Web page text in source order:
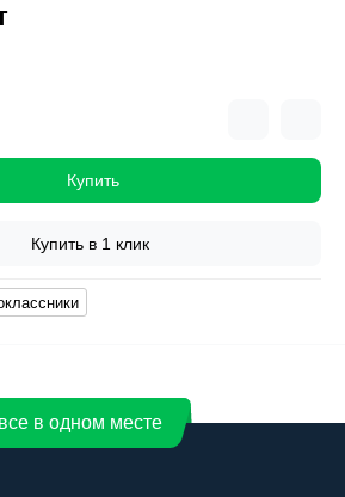
Купить
Купить в 1 клик
в одном месте